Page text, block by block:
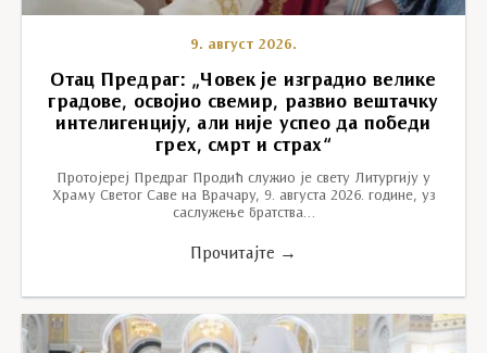
9. август 2026.
Отац Предраг: „Човек је изградио велике
градове, освојио свемир, развио вештачку
интелигенцију, али није успео да победи
грех, смрт и страх“
Протојереј Предраг Продић служио је свету Литургију у
Храму Светог Саве на Врачару, 9. августа 2026. године, уз
саслужење братства…
Прочитајте →